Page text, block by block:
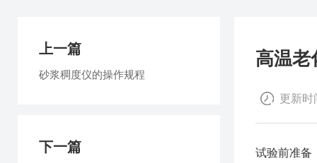
高温老
更新时
试验前准备
上一篇
砂浆稠度仪的操作规程
下一篇